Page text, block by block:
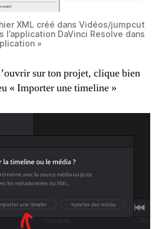
XML créé dans Vidéos/jumpcut
l’application DaVinci Resolve dans
»
sur ton projet, clique bien
« Importer une timeline »